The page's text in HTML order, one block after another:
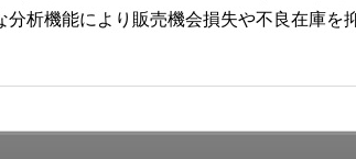
析機能により販売機会損失や不良在庫を